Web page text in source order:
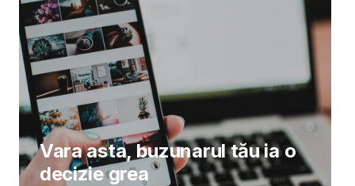
Vara asta, buzunarul tău ia o
decizie grea